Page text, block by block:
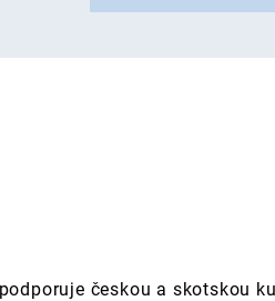
českou a skotskou